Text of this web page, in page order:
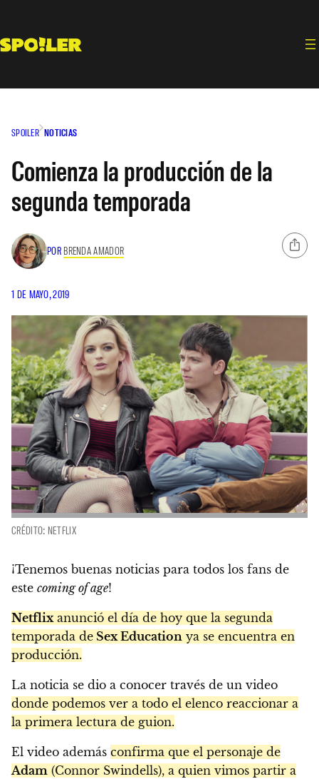
contenido
SPOILER NOTICIAS
Comienza la producción de la
segunda temporada
POR BRENDA AMADOR
1 DE MAYO, 2019
CRÉDITO: NETFLIX
¡Tenemos buenas noticias para todos los fans de
este coming of age!
Netflixanunció el día de hoy que la segunda
temporada de Sex Education ya se encuentra en
producción.
La noticia se dio a conocer través de un video
donde podemos ver a todo el elenco reaccionar a
la primera lectura de guion.
El video además confirma que el personaje de
Adam (Connor Swindells), a quien vimos partir a